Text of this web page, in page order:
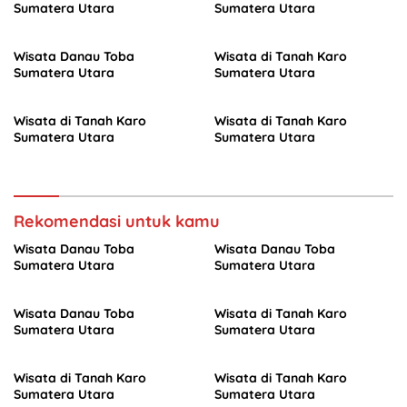
Sumatera Utara
Sumatera Utara
Wisata Danau Toba
Sumatera Utara
Wisata di Tanah Karo
Sumatera Utara
Wisata di Tanah Karo
Sumatera Utara
Wisata di Tanah Karo
Sumatera Utara
Rekomendasi untuk kamu
Wisata Danau Toba
Sumatera Utara
Wisata Danau Toba
Sumatera Utara
Wisata Danau Toba
Sumatera Utara
Wisata di Tanah Karo
Sumatera Utara
Wisata di Tanah Karo
Sumatera Utara
Wisata di Tanah Karo
Sumatera Utara